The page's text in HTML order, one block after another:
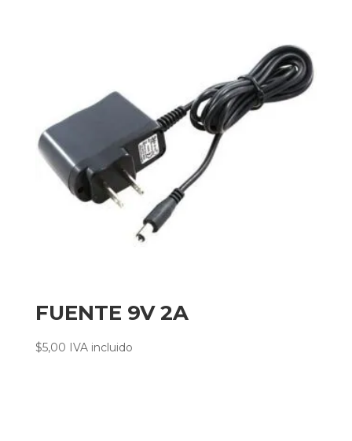
FUENTE 9V 2A
$5,00 IVA incluido